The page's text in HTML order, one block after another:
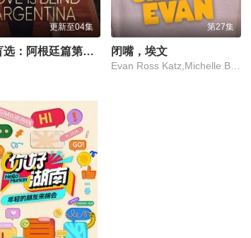
更新至04集
爱情盲选：阿根廷篇第2季
第27集
闭嘴，埃文
Evan Ross Katz,Michelle Buteau,Rachel Bloom